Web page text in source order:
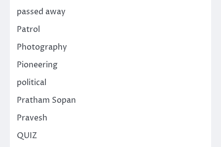
passed away
Patrol
Photography
Pioneering
political
Pratham Sopan
Pravesh
QUIZ